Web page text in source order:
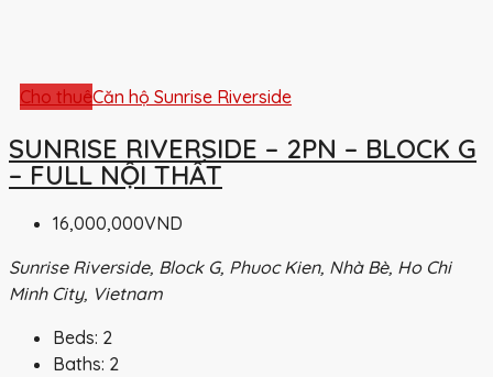
Cho thuêCăn hộ Sunrise Riverside
SUNRISE RIVERSIDE – 2PN – BLOCK G
– FULL NỘI THẤT
16,000,000VND
Sunrise Riverside, Block G, Phuoc Kien, Nhà Bè, Ho Chi
Minh City, Vietnam
Beds: 2
Baths: 2